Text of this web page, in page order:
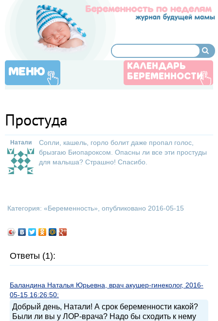
МЕНЮ
КАЛЕНДАРЬ
БЕРЕМЕННОСТИ
Простуда
Натали
Сопли, кашель, горло болит даже пропал голос,
брызгаю Биопароксом. Опасны ли все эти простуды
для малыша? Страшно! Спасибо.
Категория: «Беременность», опубликовано 2016-05-15
Ответы (1):
Баландина Наталья Юрьевна, врач акушер-гинеколог, 2016-
05-15 16:26:50:
Добрый день, Натали! А срок беременности какой?
Были ли вы у ЛОР-врача? Надо бы сходить к нему